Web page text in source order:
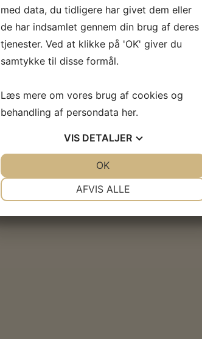
med data, du tidligere har givet dem eller
de har indsamlet gennem din brug af deres
tjenester. Ved at klikke på 'OK' giver du
samtykke til disse formål.
Læs mere om vores brug af cookies og
behandling af persondata her.
VIS DETALJER
AFVIS ALLE
OK